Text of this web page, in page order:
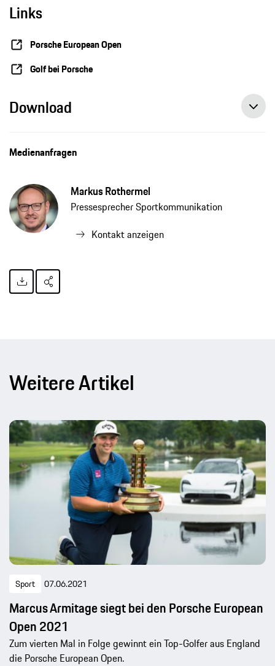
Links
Porsche European Open
Golf bei Porsche
Download
Medienanfragen
Markus Rothermel
Pressesprecher Sportkommunikation
Kontakt anzeigen
Weitere Artikel
Sport 07.06.2021
Marcus Armitage siegt bei den Porsche European
Open 2021
Zum vierten Mal in Folge gewinnt ein Top-Golfer aus England
die Porsche European Open.